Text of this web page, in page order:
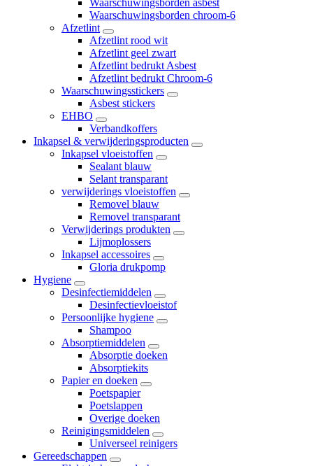
Waarschuwingsborden asbest
Waarschuwingsborden chroom-6
Afzetlint
Afzetlint rood wit
Afzetlint geel zwart
Afzetlint bedrukt Asbest
Afzetlint bedrukt Chroom-6
Waarschuwingsstickers
Asbest stickers
EHBO
Verbandkoffers
Inkapsel & verwijderingsproducten
Inkapsel vloeistoffen
Sealant blauw
Selant transparant
verwijderings vloeistoffen
Removel blauw
Removel transparant
Verwijderings produkten
Lijmoplossers
Inkapsel accessoires
Gloria drukpomp
Hygiene
Desinfectiemiddelen
Desinfectievloeistof
Persoonlijke hygiene
Shampoo
Absorptiemiddelen
Absorptie doeken
Absorptiekits
Papier en doeken
Poetspapier
Poetslappen
Overige doeken
Reinigingsmiddelen
Universeel reinigers
Gereedschappen